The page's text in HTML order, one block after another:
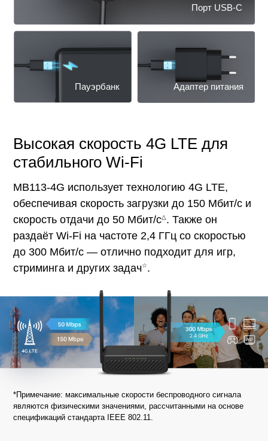
Порт USB-C
Пауэрбанк Адаптер питания
Высокая скорость 4G LTE для
стабильного Wi-Fi
MB113-4G использует технологию 4G LTE,
обеспечивая скорость загрузки до 150 Мбит/с и
скорость отдачи до 50 Мбит/с△. Также он
раздаёт Wi-Fi на частоте 2,4 ГГц со скоростью
до 300 Мбит/с — отлично подходит для игр,
стриминга и других задач☆.
*Примечание: максимальные скорости беспроводного сигнала
являются физическими значениями, рассчитанными на основе
спецификаций стандарта IEEE 802.11.